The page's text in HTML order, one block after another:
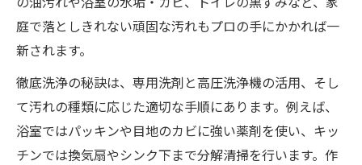
庭で落としきれない頑固な汚れもプロの手にかかれば一
新されます。
徹底洗浄の秘訣は、専用洗剤と高圧洗浄機の活用、そし
て汚れの種類に応じた適切な手順にあります。例えば、
浴室ではパッキンや目地のカビに強い薬剤を使い、キッ
チンでは換気扇やシンク下まで分解清掃を行います。作